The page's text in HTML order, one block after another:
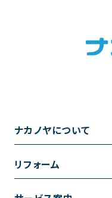
ナカノヤについて
事業内容
リフォーム
トイレのリフォーム